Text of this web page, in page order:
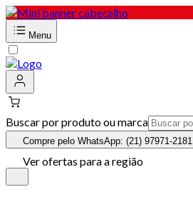
Menu
Buscar por produto ou marca
Compre pelo WhatsApp: (21) 97971-2181
Ver ofertas para a região